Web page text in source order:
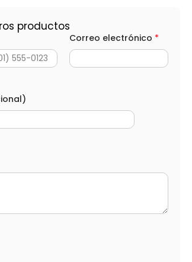
productos
Correo electrónico *